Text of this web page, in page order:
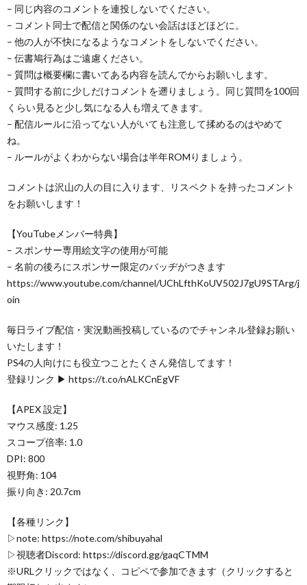
– 同じ内容のコメントを連投しないでください。
– コメント同士で配信と関係のない会話はほどほどに。
– 他の人が不快になるようなコメントをしないでください。
– 伝書鳩行為はご遠慮ください。
– 質問は概要欄に書いてある内容を読んでからお願いします。
– 質問する前に少しだけコメントを遡りましょう。同じ質問を100回
くらい見ると少し気になる人も増えてきます。
– 配信ルールに沿ってない人がいても注意して揉めるのはやめて
ね。
– ルールがよくわからない場合は半年ROMりましょう。
コメントは沢山の人の目に入ります、リスペクトを持ったコメント
をお願いします！
【YouTubeメンバー特典】
– スポンサー専用絵文字の使用が可能
– 名前の後ろにスポンサー限定のバッヂがつきます
https://www.youtube.com/channel/UChLfthKoUV502J7gU9STArg/j
oin
毎日ライブ配信・実況動画投稿しているのでチャンネル登録お願い
いたします！
PS4の人向けにも役立つことたくさん発信してます！
登録リンク ▶ https://t.co/nALKCnEgVF
【APEX 設定】
マウス感度: 1.25
スコープ倍率: 1.0
DPI: 800
視野角: 104
振り向き: 20.7cm
【各種リンク】
▷note: https://note.com/shibuyahal
▷視聴者Discord: https://discord.gg/gaqCTMM
※URLクリックではなく、コピペで参加できます（クリックすると